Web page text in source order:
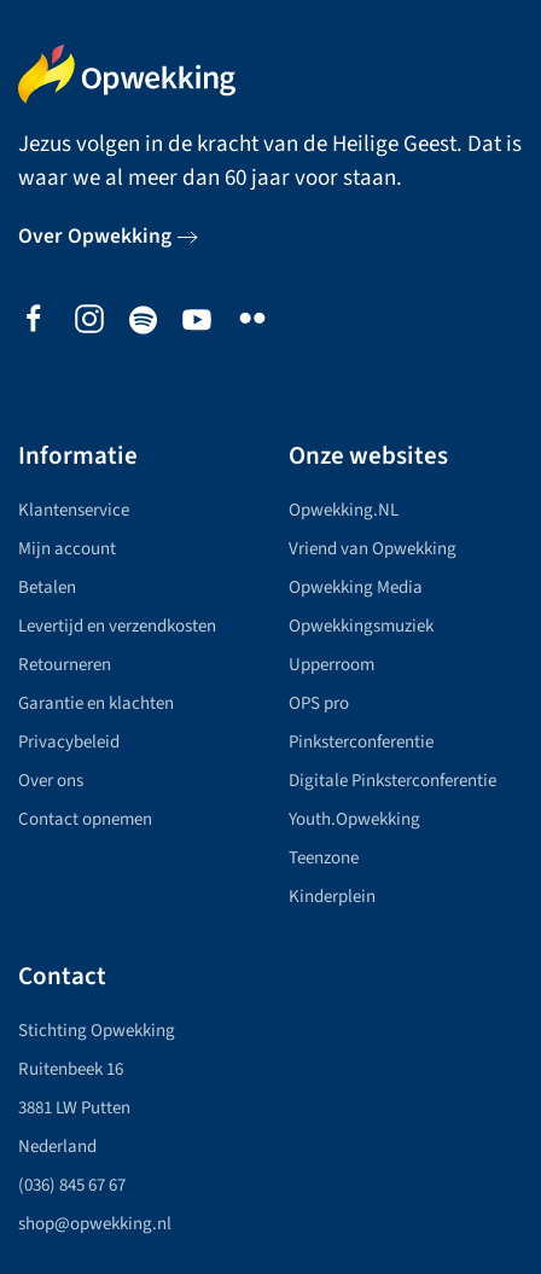
Jezus volgen in de kracht van de Heilige Geest. Dat is
waar we al meer dan 60 jaar voor staan.
Over Opwekking
Informatie
Klantenservice
Mijn account
Betalen
Levertijd en verzendkosten
Retourneren
Garantie en klachten
Privacybeleid
Over ons
Contact opnemen
Onze websites
Opwekking.NL
Vriend van Opwekking
Opwekking Media
Opwekkingsmuziek
Upperroom
OPS pro
Pinksterconferentie
Digitale Pinksterconferentie
Youth.Opwekking
Teenzone
Kinderplein
Contact
Stichting Opwekking
Ruitenbeek 16
3881 LW Putten
Nederland
(036) 845 67 67
shop@opwekking.nl